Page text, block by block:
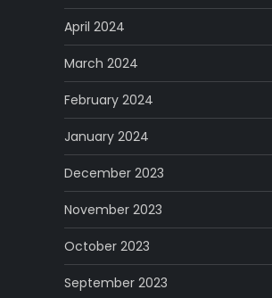
April 2024
March 2024
February 2024
January 2024
December 2023
November 2023
October 2023
September 2023